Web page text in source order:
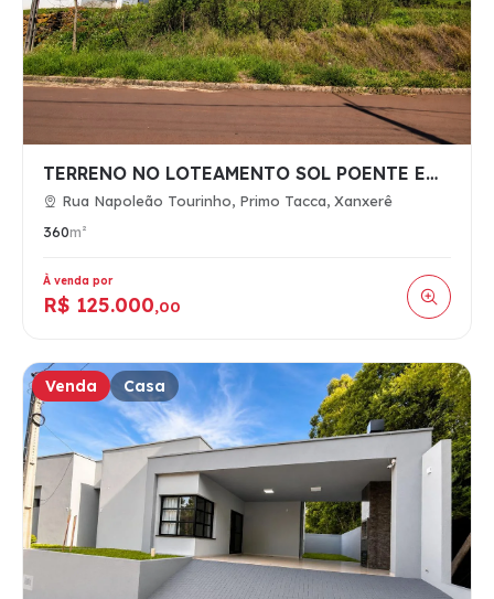
TERRENO NO LOTEAMENTO SOL POENTE EM XANXERÊ
Rua Napoleão Tourinho, Primo Tacca, Xanxerê
360m²
À venda por
R$ 125.000,00
Venda Casa